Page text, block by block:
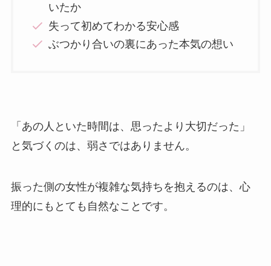
いたか
失って初めてわかる安心感
ぶつかり合いの裏にあった本気の想い
「あの人といた時間は、思ったより大切だった」
と気づくのは、弱さではありません。
振った側の女性が複雑な気持ちを抱えるのは、心
理的にもとても自然なことです。